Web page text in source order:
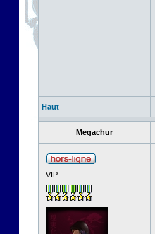
Haut
Megachur
VIP